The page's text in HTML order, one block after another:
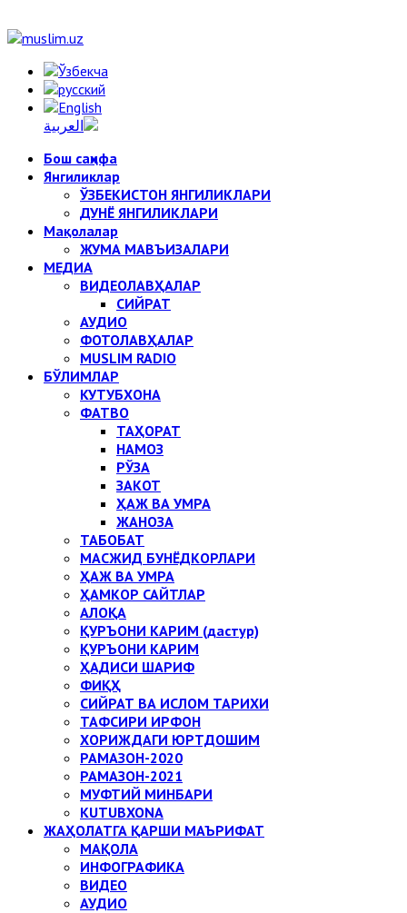
Бош саҳифа
Янгиликлар
ЎЗБЕКИСТОН ЯНГИЛИКЛАРИ
ДУНЁ ЯНГИЛИКЛАРИ
Мақолалар
ЖУМА МАВЪИЗАЛАРИ
МЕДИА
ВИДЕОЛАВҲАЛАР
СИЙРАТ
АУДИО
ФОТОЛАВҲАЛАР
MUSLIM RADIO
БЎЛИМЛАР
КУТУБХОНА
ФАТВО
ТАҲОРАТ
НАМОЗ
РЎЗА
ЗАКОТ
ҲАЖ ВА УМРА
ЖАНОЗА
ТАБОБАТ
МАСЖИД БУНЁДКОРЛАРИ
ҲАЖ ВА УМРА
ҲАМКОР САЙТЛАР
АЛОҚА
ҚУРЪОНИ КАРИМ (дастур)
ҚУРЪОНИ КАРИМ
ҲАДИСИ ШАРИФ
ФИҚҲ
СИЙРАТ ВА ИСЛОМ ТАРИХИ
ТАФСИРИ ИРФОН
ХОРИЖДАГИ ЮРТДОШИМ
РАМАЗОН-2020
РАМАЗОН-2021
МУФТИЙ МИНБАРИ
KUTUBXONA
ЖАҲОЛАТГА ҚАРШИ МАЪРИФАТ
МАҚОЛА
ИНФОГРАФИКА
ВИДЕО
АУДИО